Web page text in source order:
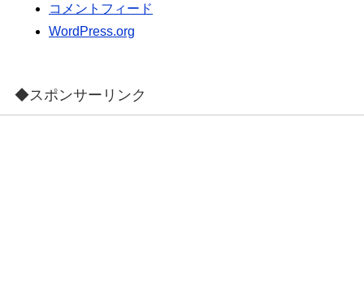
コメントフィード
WordPress.org
◆スポンサーリンク